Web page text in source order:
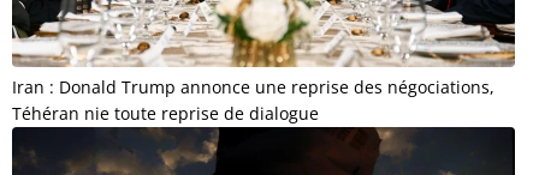
Iran : Donald Trump annonce une reprise des négociations,
Téhéran nie toute reprise de dialogue